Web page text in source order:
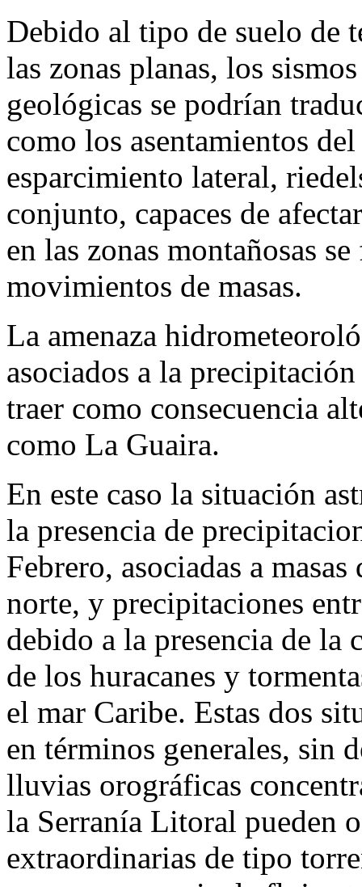
Debido al tipo de suelo de
las zonas planas, los
geológicas se podrían
como los asentamientos
esparcimiento lateral,
conjunto, capaces de
en las zonas montañosas
movimientos de masas.
La amenaza
asociados a la
traer como consecuencia
como La Guaira.
En este caso la situación
la presencia de
Febrero, asociadas a
norte, y precipitaciones
debido a la presencia de
de los huracanes y
el mar Caribe. Estas dos
en términos generales, sin
lluvias orográficas
la Serranía Litoral pueden
extraordinarias de tipo